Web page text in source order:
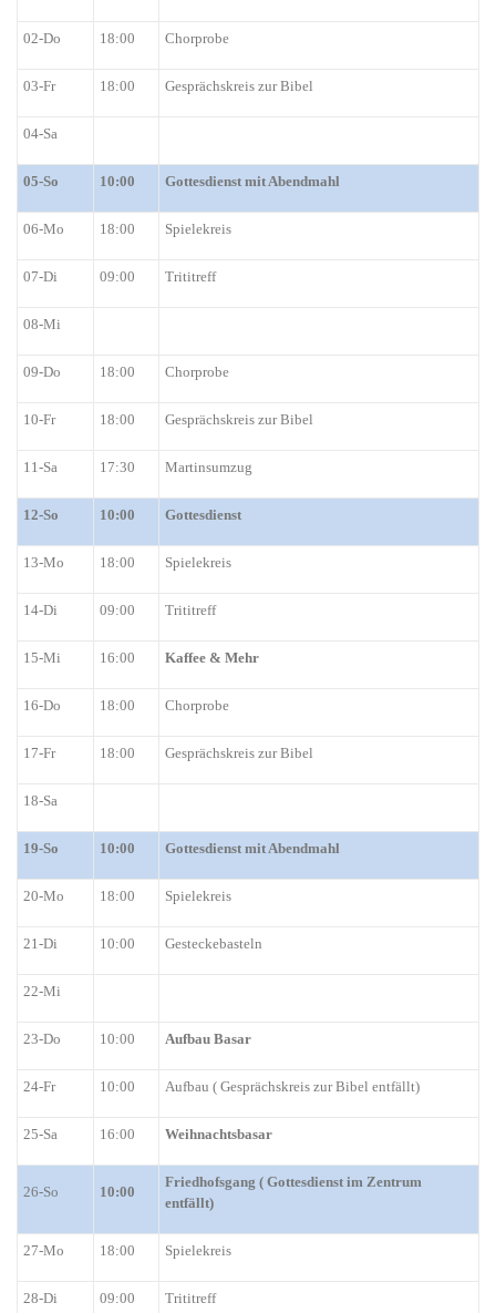
02-Do 18:00 Chorprobe
03-Fr 18:00 Gesprächskreis zur Bibel
04-Sa
05-So 10:00 Gottesdienst mit Abendmahl
06-Mo 18:00 Spielekreis
07-Di 09:00 Trititreff
08-Mi
09-Do 18:00 Chorprobe
10-Fr 18:00 Gesprächskreis zur Bibel
11-Sa 17:30 Martinsumzug
12-So 10:00 Gottesdienst
13-Mo 18:00 Spielekreis
14-Di 09:00 Trititreff
15-Mi 16:00 Kaffee & Mehr
16-Do 18:00 Chorprobe
1 7-Fr 18:00 Gesprächskreis zur Bibel
18-Sa
19-So 10:00 Gottesdienst mit Abendmahl
20-Mo 18:00 Spielekreis
21-Di 10:00 Gesteckebasteln
22-Mi
23-Do 10:00 Aufbau Basar
24-Fr 10:00 Aufbau ( Gesprächskreis zur Bibel entfällt)
25-Sa 16:00 Weihnachtsbasar
26-So 10:00
Friedhofsgang ( Gottesdienst im Zentrum
entfällt)
27-Mo 18:00 Spielekreis
28-Di 09:00 Trititreff